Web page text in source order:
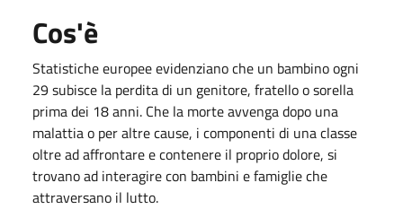
Cos'è
Statistiche europee evidenziano che un bambino ogni
29 subisce la perdita di un genitore, fratello o sorella
prima dei 18 anni. Che la morte avvenga dopo una
malattia o per altre cause, i componenti di una classe
oltre ad affrontare e contenere il proprio dolore, si
trovano ad interagire con bambini e famiglie che
attraversano il lutto.